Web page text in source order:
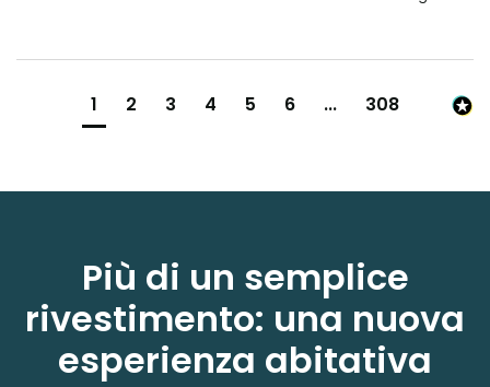
1 2 3 4 5 6 ... 308
Più di un semplice
rivestimento: una nuova
esperienza abitativa